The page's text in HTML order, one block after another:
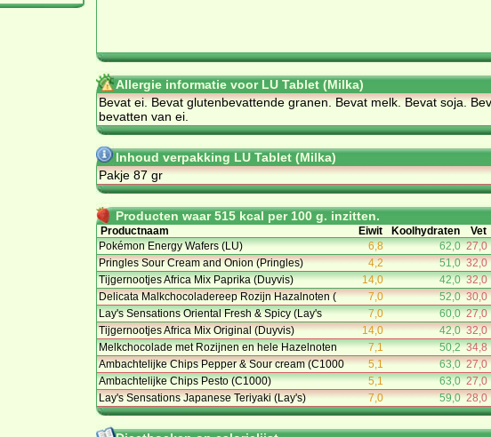
Allergie informatie voor LU Tablet (Milka)
Be­vat ei. Be­vat glu­ten­be­vat­ten­de gra­nen. Be­vat melk. Be­vat so­ja.
bevatten van ei.
Inhoud verpakking LU Tablet (Milka)
Pakje 87 gr
Producten waar 515 kcal per 100 g. inzitten.
Productnaam Eiwit Koolhydraten Vet
Pokémon Energy Wafers (LU)
6,8 62,0 27,0
Pringles Sour Cream and Onion (Pringles)
4,2 51,0 32,0
Tijgernootjes Africa Mix Paprika (Duyvis)
14,0 42,0 32,0
Delicata Malkchocoladereep Rozijn Hazalnoten (
7,0 52,0 30,0
Lay's Sensations Oriental Fresh & Spicy (Lay's
7,0 60,0 27,0
Tijgernootjes Africa Mix Original (Duyvis)
14,0 42,0 32,0
Melkchocolade met Rozijnen en hele Hazelnoten
7,1 50,2 34,8
Ambachtelijke Chips Pepper & Sour cream (C1000
5,1 63,0 27,0
Ambachtelijke Chips Pesto (C1000)
5,1 63,0 27,0
Lay's Sensations Japanese Teriyaki (Lay's)
7,0 59,0 28,0